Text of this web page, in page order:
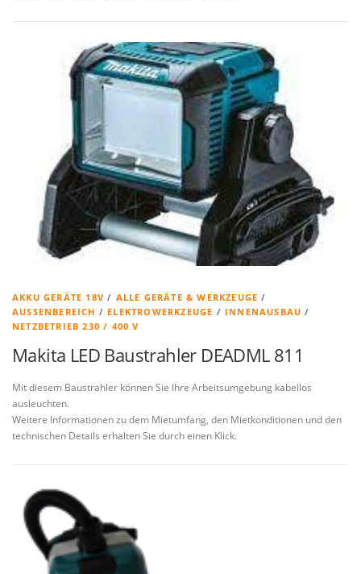
AKKU GERÄTE 18V / ALLE GERÄTE & WERKZEUGE /
AUSSENBEREICH
/ ELEKTROWERKZEUGE / INNENAUSBAU /
NETZBETRIEB 230 / 400 V
Makita LED Baustrahler DEADML 811
Mit diesem Baustrahler können Sie Ihre Arbeitsumgebung kabellos
ausleuchten.
Weitere Informationen zu dem Mietumfang, den Mietkonditionen und den
technischen Details erhalten Sie durch einen Klick.